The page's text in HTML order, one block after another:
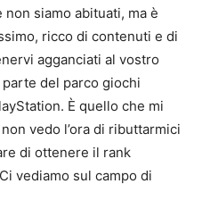
siamo abituati, ma è
ricco di contenuti e di
agganciati al vostro
del parco giochi
È quello che mi
vedo l’ora di ributtarmici
di ottenere il rank
vediamo sul campo di